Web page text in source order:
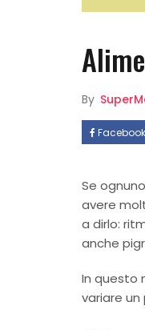
By
Facebook
Se
avere
a dirlo:
anche
In questo
variare